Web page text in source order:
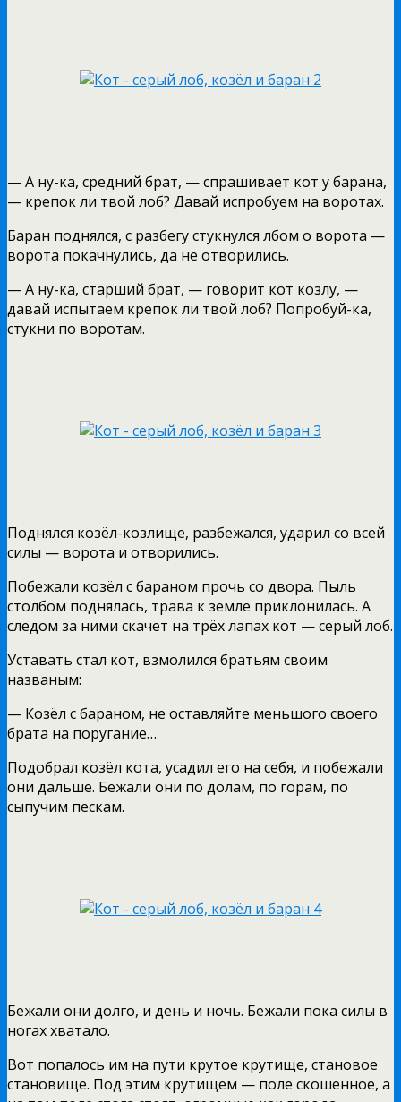
— А ну-ка, средний брат, — спрашивает кот у барана,
— крепок ли твой лоб? Давай испробуем на воротах.
Баран поднялся, с разбегу стукнулся лбом о ворота —
ворота покачнулись, да не отворились.
— А ну-ка, старший брат, — говорит кот козлу, —
давай испытаем крепок ли твой лоб? Попробуй-ка,
стукни по воротам.
Поднялся козёл-козлище, разбежался, ударил со всей
силы — ворота и отворились.
Побежали козёл с бараном прочь со двора. Пыль
столбом поднялась, трава к земле приклонилась. А
следом за ними скачет на трёх лапах кот — серый лоб.
Уставать стал кот, взмолился братьям своим
названым:
— Козёл с бараном, не оставляйте меньшого своего
брата на поругание…
Подобрал козёл кота, усадил его на себя, и побежали
они дальше. Бежали они по долам, по горам, по
сыпучим пескам.
Бежали они долго, и день и ночь. Бежали пока силы в
ногах хватало.
Вот попалось им на пути крутое крутище, становое
становище. Под этим крутищем — поле скошенное, а